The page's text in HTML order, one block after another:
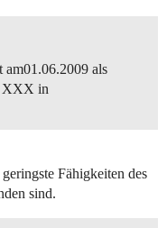
als
XXX in
Fähigkeiten des
sind.